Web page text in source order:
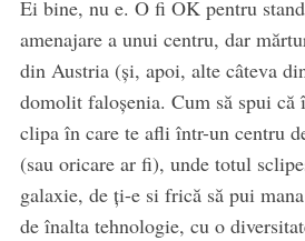
Ei bine, nu e. O fi OK pentru
amenajare a unui centru, dar
din Austria (și, apoi, alte câteva
domolit faloșenia. Cum să spui
clipa în care te afli într-un centru
(sau oricare ar fi), unde totul
galaxie, de ți-e si frică să pui
de înalta tehnologie, cu o